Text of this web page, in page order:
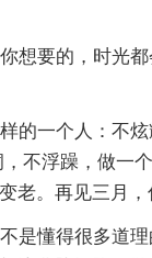
要的，时光都
一个人：不炫
不浮躁，做一
老。再见三月，
懂得很多道理